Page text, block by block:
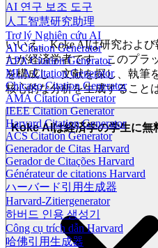
AI 연구 보조 도구
人工智慧研究助理
Trợ lý Nghiên cứu AI
AI Citation Generator
APA Citation Generator
MLA Citation Generator
Chicago Citation Generator
AMA Citation Generator
IEEE Citation Generator
Harvard Citation Generator
ACS Citation Generator
Generador de Citas Harvard
Gerador de Citações Harvard
Générateur de citations Harvard
ハーバード引用生成器
Harvard-Zitiergenerator
하버드 인용 생성기
Công cụ trích dẫn Harvard
哈佛引用生成器
いいえ。Koke AIは研究およ
たが経済学者です。このプラ
を構成し、文献を探し、執筆
核心的な分析を生成すること
Koke AIは経済学の学生に無